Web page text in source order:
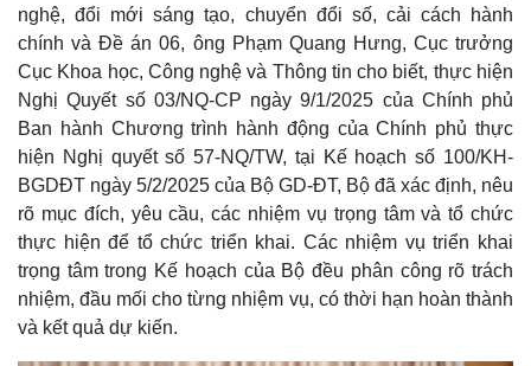
nghệ, đổi mới sáng tạo, chuyển đổi số, cải cách hành
chính và Đề án 06, ông Phạm Quang Hưng, Cục trưởng
Cục Khoa học, Công nghệ và Thông tin cho biết, thực hiện
Nghị Quyết số 03/NQ-CP ngày 9/1/2025 của Chính phủ
Ban hành Chương trình hành động của Chính phủ thực
hiện Nghị quyết số 57-NQ/TW, tại Kế hoạch số 100/KH-
BGDĐT ngày 5/2/2025 của Bộ GD-ĐT, Bộ đã xác định, nêu
rõ mục đích, yêu cầu, các nhiệm vụ trọng tâm và tổ chức
thực hiện để tổ chức triển khai. Các nhiệm vụ triển khai
trọng tâm trong Kế hoạch của Bộ đều phân công rõ trách
nhiệm, đầu mối cho từng nhiệm vụ, có thời hạn hoàn thành
và kết quả dự kiến.